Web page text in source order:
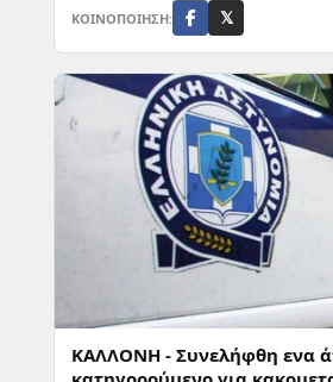
ΚΟΙΝΟΠΟΙΗΣΗ: 𝕏
ΚΑΛΛΟΝΗ - Συνελήφθη ενα